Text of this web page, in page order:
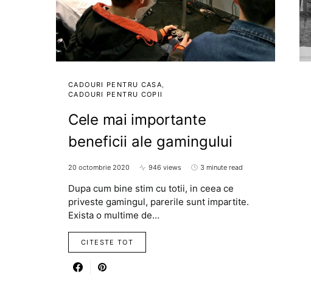
CADOURI PENTRU CASA
CADOURI PENTRU COPII
Cele mai importante
beneficii ale gamingului
20 octombrie 2020 946 views 3 minute read
Dupa cum bine stim cu totii, in ceea ce
priveste gamingul, parerile sunt impartite.
Exista o multime de…
CITESTE TOT